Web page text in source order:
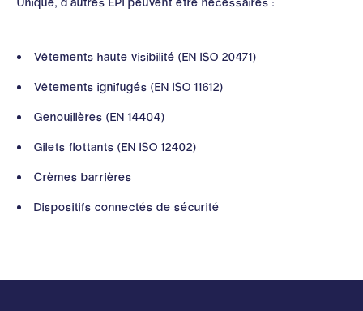
Vêtements haute visibilité (EN ISO 20471)
Vêtements ignifugés (EN ISO 11612)
Genouillères (EN 14404)
Gilets flottants (EN ISO 12402)
Crèmes barrières
Dispositifs connectés de sécurité